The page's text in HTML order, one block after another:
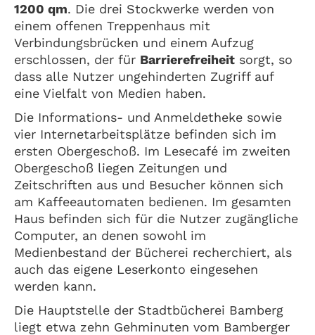
1200 qm. Die drei Stockwerke werden von
einem offenen Treppenhaus mit
Verbindungsbrücken und einem Aufzug
erschlossen, der für Barrierefreiheit sorgt, so
dass alle Nutzer ungehinderten Zugriff auf
eine Vielfalt von Medien haben.
Die Informations- und Anmeldetheke sowie
vier Internetarbeitsplätze befinden sich im
ersten Obergeschoß. Im Lesecafé im zweiten
Obergeschoß liegen Zeitungen und
Zeitschriften aus und Besucher können sich
am Kaffeeautomaten bedienen. Im gesamten
Haus befinden sich für die Nutzer zugängliche
Computer, an denen sowohl im
Medienbestand der Bücherei recherchiert, als
auch das eigene Leserkonto eingesehen
werden kann.
Die Hauptstelle der Stadtbücherei Bamberg
liegt etwa zehn Gehminuten vom Bamberger